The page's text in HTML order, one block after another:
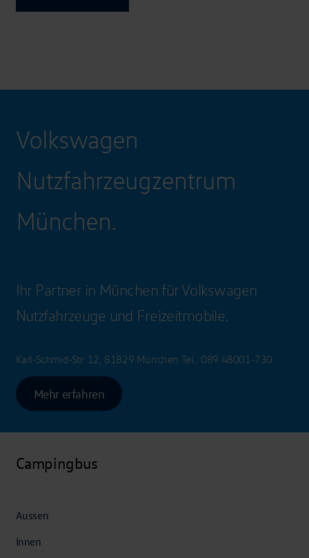
Volkswagen
Nutzfahrzeugzentrum
München.
Ihr Partner in München für Volkswagen
Nutzfahrzeuge und Freizeitmobile.
Karl-Schmid-Str. 12, 81829 München Tel.: 089 48001-730
Mehr erfahren
Campingbus
Aussen
Innen